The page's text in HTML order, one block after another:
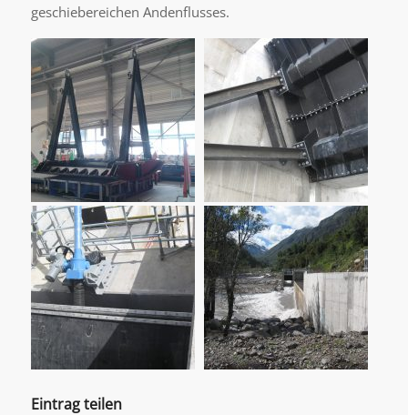
geschiebereichen Andenflusses.
Eintrag teilen